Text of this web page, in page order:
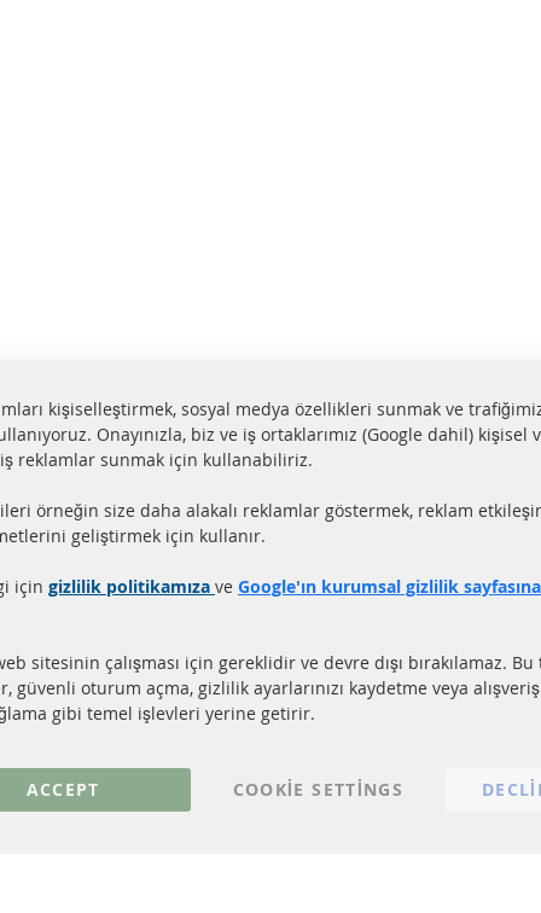
içerisinde gönderim
stokta bulunmaktadır
Tüm parçalar
e-mark ile homologe
LİNKLER
PARTİKÜL FİLTRESİ TEMİZLİĞİ
(KAT)
MÜŞTERİ
Ödeme şekilleri
kişiselleştirmek, sosyal medya özellikleri sunmak ve
Onayınızla, biz ve iş ortaklarımız (Google dahil) kişisel
reklamlar sunmak için kullanabiliriz.
örneğin size daha alakalı reklamlar göstermek, reklam
geliştirmek için kullanır.
için gizlilik politikamıza ve Google'ın kurumsal gizlilik sayfasına
sitesinin çalışması için gereklidir ve devre dışı bırakılamaz.
güvenli oturum açma, gizlilik ayarlarınızı kaydetme veya
gibi temel işlevleri yerine getirir.
ACCEPT COOKIE SETTINGS